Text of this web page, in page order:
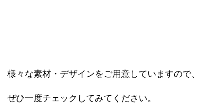
様々な素材・デザインをご用意していますので、
ぜひ一度チェックしてみてください。